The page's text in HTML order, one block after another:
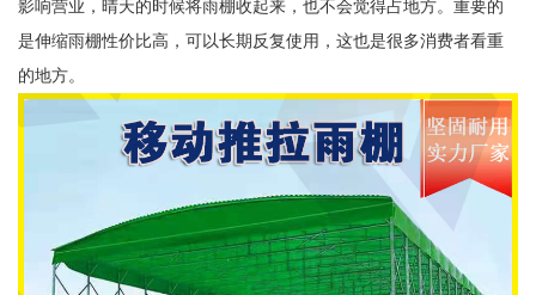
影响营业，晴天的时候将雨棚收起来，也不会觉得占地方。重要的
是伸缩雨棚性价比高，可以长期反复使用，这也是很多消费者看重
的地方。